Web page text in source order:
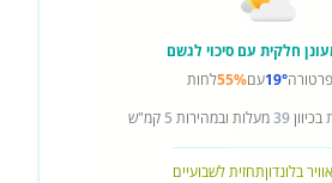
חלקית עם סיכוי לגשם
19°עם55%לחות
בכיוון39מעלות ובמהירות 5 קמ"ש
בלונדוןתחזית לשבועיים